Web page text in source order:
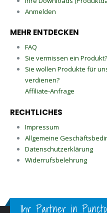
Anmelden
MEHR ENTDECKEN
FAQ
Sie vermissen ein
Sie wollen Produkte für
verdienen?
Affiliate-Anfrage
RECHTLICHES
Impressum
Allgemeine
Datenschutzerklärung
Widerrufsbelehrung
Ihr Partner in Puncto